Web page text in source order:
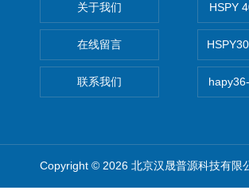
关于我们
在线留言
联系我们
HSPY
Copyright © 2026 北京汉晟普源科技有